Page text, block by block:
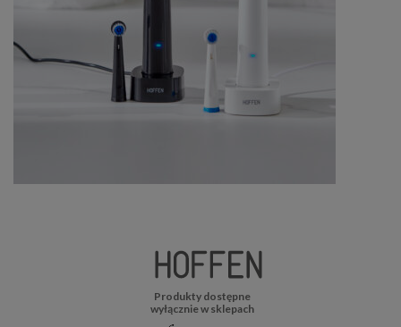
Produkty dostępne
wyłącznie w sklepach